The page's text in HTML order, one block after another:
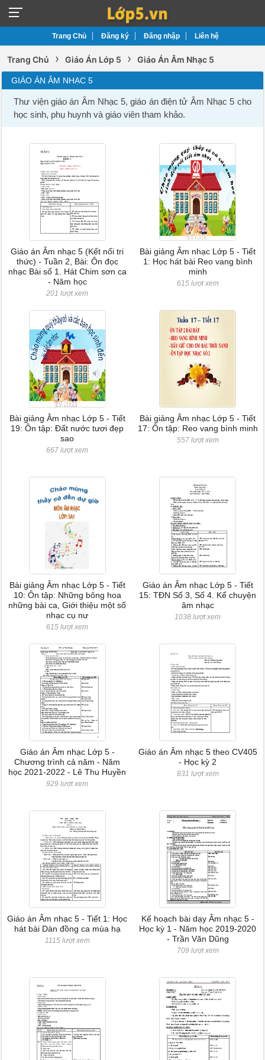
Trang Chủ Đăng ký Đăng nhập Liên hệ
Trang Chủ › Giáo Án Lớp 5 › Giáo Án Âm Nhạc 5
GIÁO ÁN ÂM NHẠC 5
Thư viện giáo án Âm Nhạc 5, giáo án điện tử Âm Nhạc 5 cho
học sinh, phụ huynh và giáo viên tham khảo.
Giáo án Âm nhạc 5 (Kết nối tri
thức) - Tuần 2, Bài: Ôn đọc
nhạc Bài số 1. Hát Chim sơn ca
- Năm học
201 lượt xem
Bài giảng Âm nhạc Lớp 5 - Tiết
1: Học hát bài Reo vang bình
minh
615 lượt xem
Bài giảng Âm nhạc Lớp 5 - Tiết
19: Ôn tập: Đất nước tươi đẹp
sao
667 lượt xem
Bài giảng Âm nhạc Lớp 5 - Tiết
17: Ôn tập: Reo vang bình minh
557 lượt xem
Bài giảng Âm nhạc Lớp 5 - Tiết
10: Ôn tập: Những bông hoa
những bài ca, Giới thiệu một số
nhạc cụ nư
615 lượt xem
Giáo án Âm nhạc Lớp 5 - Tiết
15: TĐN Số 3, Số 4. Kể chuyện
âm nhạc
1038 lượt xem
Giáo án Âm nhạc Lớp 5 -
Chương trình cả năm - Năm
học 2021-2022 - Lê Thu Huyền
929 lượt xem
Giáo án Âm nhạc 5 theo CV405
- Học kỳ 2
831 lượt xem
Giáo án Âm nhạc 5 - Tiết 1: Học
hát bài Dàn đồng ca mùa hạ
1115 lượt xem
Kế hoạch bài dạy Âm nhạc 5 -
Học kỳ 1 - Năm học 2019-2020
- Trần Văn Dũng
709 lượt xem